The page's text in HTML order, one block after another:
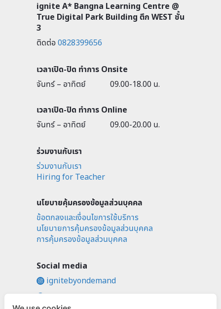
ignite A* Bangna Learning Centre @
True Digital Park Building ตึก WEST ชั้น
3
ติดต่อ0828399656
เวลาเปิด-ปิด ทำการ Onsite
จันทร์ – อาทิตย์
09.00-18.00 น.
เวลาเปิด-ปิด ทำการ Online
จันทร์ – อาทิตย์
09.00-20.00 น.
ร่วมงานกับเรา
ร่วมงานกับเรา
Hiring for Teacher
นโยบายคุ้มครองข้อมูลส่วนบุคคล
ข้อตกลงและเงื่อนไขการใช้บริการ
นโยบายการคุ้มครองข้อมูลส่วนบุคคล
การคุ้มครองข้อมูลส่วนบุคคล
Social media
ignitebyondemand